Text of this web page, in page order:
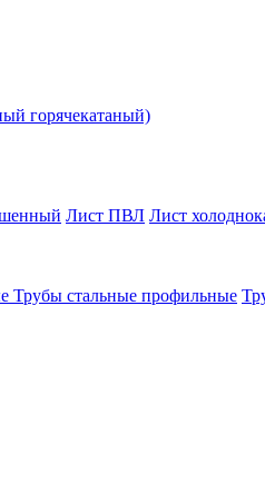
горячекатаный)
Лист ПВЛ Лист
Трубы стальные профильные